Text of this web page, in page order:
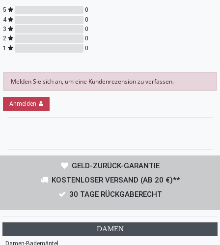
5
0
4
0
3
0
2
0
1
0
Melden Sie sich an, um eine Kundenrezension zu verfassen.
Anmelden
GELD-ZURÜCK-GARANTIE
KOSTENLOSER VERSAND (AB 20 €)**
30 TAGE RÜCKGABERECHT
DAMEN
Damen-Bademäntel